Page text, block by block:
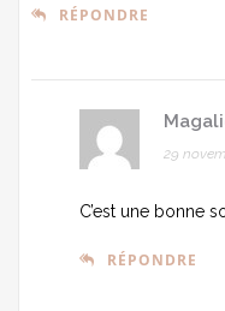
RÉPONDRE
29
C’est une bonne
RÉPONDRE